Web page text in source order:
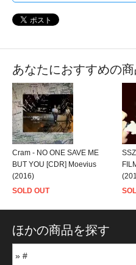
あなたにおすすめの
Cram - NO ONE SAVE ME
BUT YOU [CDR] Moevius
(2016)
SOLD OUT
ほかの商品を探す